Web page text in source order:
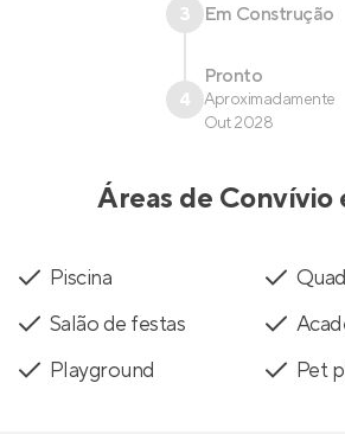
3 Em Construção
4
Pronto
Aproximadamente
Out 2028
Áreas de Convívio
Piscina
Salão de festas
Playground
Pet